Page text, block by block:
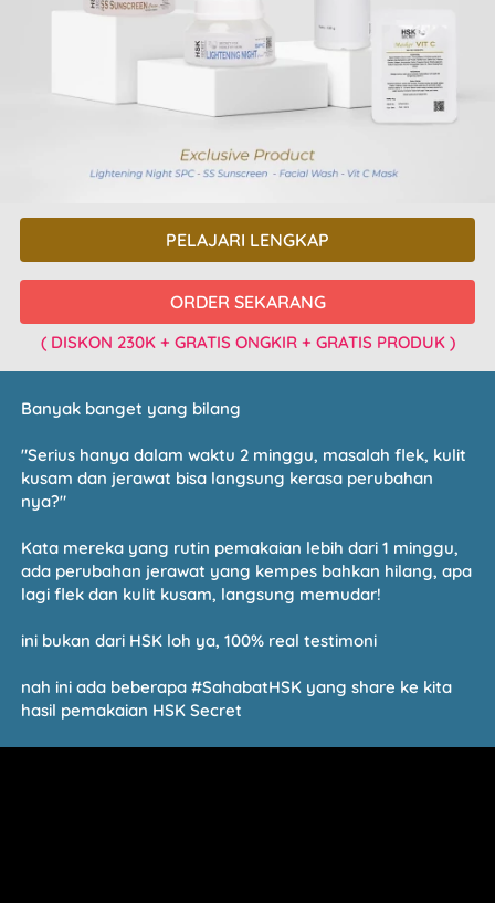
`PELAJARI LENGKAP
`ORDER SEKARANG
( DISKON 230K + GRATIS ONGKIR + GRATIS PRODUK )
Banyak banget yang bilang
"Serius hanya dalam waktu 2 minggu, masalah flek, kulit
kusam dan jerawat bisa langsung kerasa perubahan
nya?"
Kata mereka yang rutin pemakaian lebih dari 1 minggu,
ada perubahan jerawat yang kempes bahkan hilang, apa
lagi flek dan kulit kusam, langsung memudar!
ini bukan dari HSK loh ya, 100% real testimoni
nah ini ada beberapa #SahabatHSK yang share ke kita
hasil pemakaian HSK Secret